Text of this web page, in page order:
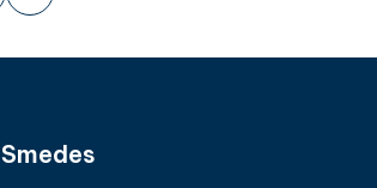
Smedes